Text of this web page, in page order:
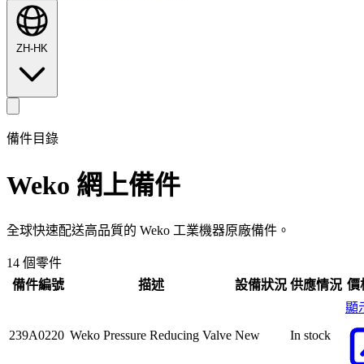
ZH-HK
備件目錄
Weko 網上備件
全球快速配送高品質的 Weko 工業機器原廠備件。
14 個零件
備件編號
描述 設備狀況 供應情況 價
239A0220 Weko Pressure Reducing Valve New In stock
顯